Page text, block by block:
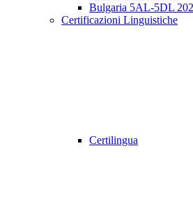
Bulgaria 5AL-5DL
Certificazioni Linguistiche
Certilingua